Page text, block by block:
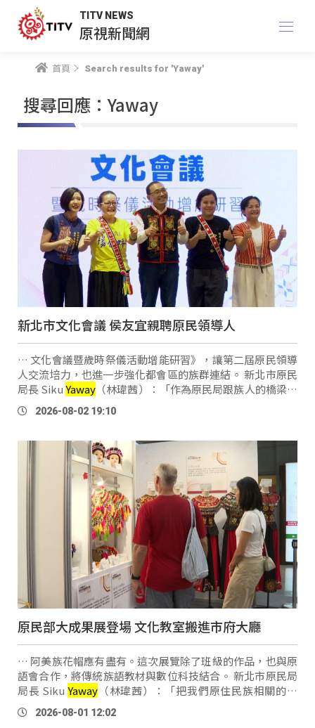
TITV NEWS
原視新聞網
首頁 Search results for 'Yaway'
搜尋回應：Yaway
新北市文化會議 侯友宜親聘原民領導人
… 文化會議暨歲時祭儀活動增能研習》，讓第二屆原民領導
人交流培力，也進一步強化都會區的族群連結。 新北市原民
局長 SikuYaway （林瑋茜）：「作為原民局跟族人的橋梁，
像現在我們有很多的政策權益，包括我們的新北的，原住民
族微型保險，還有我們三峽 …
2026-08-02 19:10
原民部大成果展登場 文化教室搬進市府大廳
… 阿美族花帽應有盡有。這次展覽除了班級的作品，也與原
語會合作，將傳統族語教材與數位科技結合。 新北市原民局
局長 Siku Yaway （林瑋茜）：「把我們原住民族相關的知
識，還有我們部大老師，因為我們部大從95年一直到今年這
些成果可以展出。那我們就 …
2026-08-01 12:02